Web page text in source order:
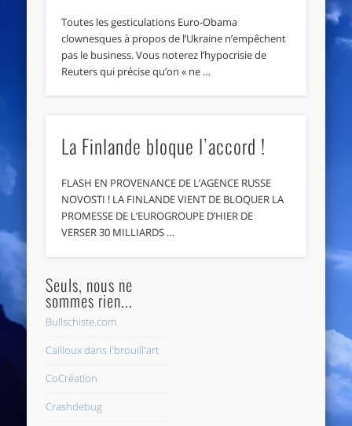
Toutes les gesticulations Euro-Obama
clownesques à propos de l’Ukraine n’empêchent
pas le business. Vous noterez l’hypocrisie de
Reuters qui précise qu’on « ne …
La Finlande bloque l’accord !
FLASH EN PROVENANCE DE L’AGENCE RUSSE
NOVOSTI ! LA FINLANDE VIENT DE BLOQUER LA
PROMESSE DE L’EUROGROUPE D’HIER DE
VERSER 30 MILLIARDS …
Seuls, nous ne
sommes rien...
Bullschiste.com
Cailloux dans l'brouill'art
CoCréation
Crashdebug